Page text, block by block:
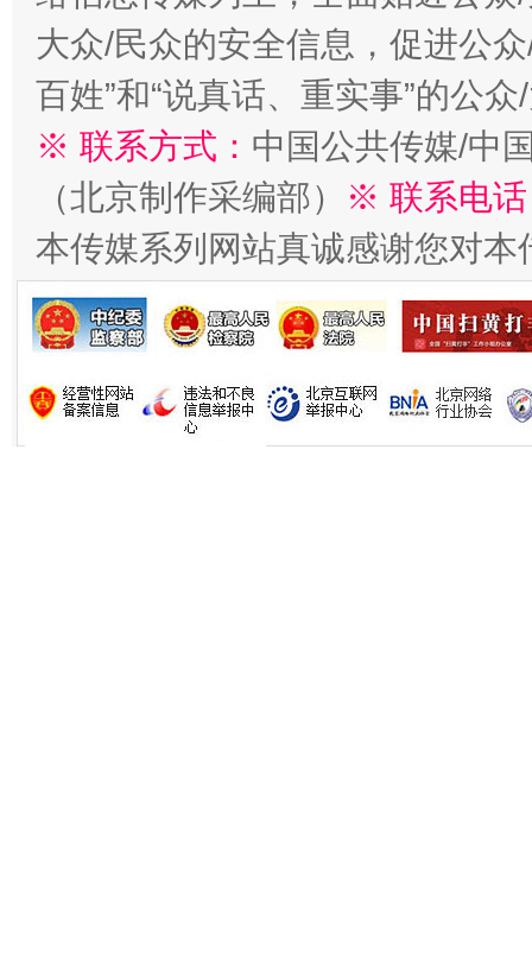
习近平的博鳌关键词
魏明亮
大众/民众的安全信息，促进公
百姓”和“说真话、重实事”的公
※ 联系方式： 中国公共传媒/中
（北京制作采编部）
※ 联系电
本传媒系列网站真诚感谢您对